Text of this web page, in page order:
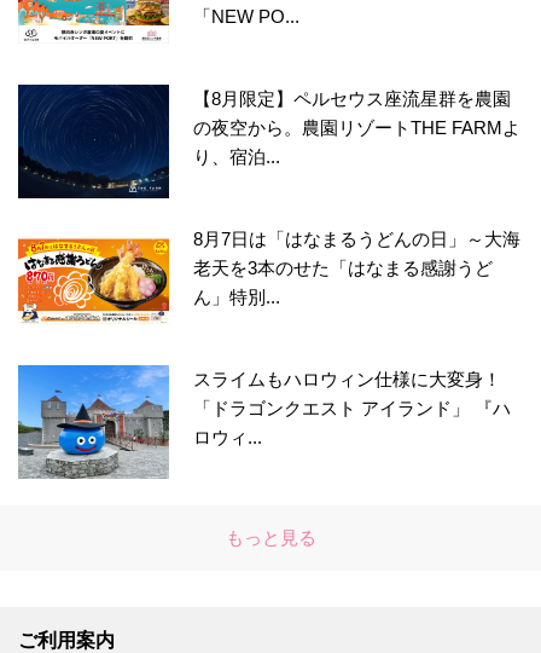
「NEW PO...
【8月限定】ペルセウス座流星群を農園
の夜空から。農園リゾートTHE FARMよ
り、宿泊...
8月7日は「はなまるうどんの日」～大海
老天を3本のせた「はなまる感謝うど
ん」特別...
スライムもハロウィン仕様に大変身！
「ドラゴンクエスト アイランド」 『ハ
ロウィ...
もっと見る
ご利用案内